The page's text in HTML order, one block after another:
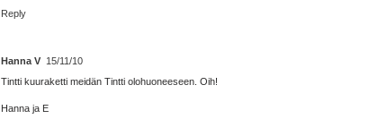
Reply
Hanna V 15/11/10
Tintti kuuraketti meidän Tintti olohuoneeseen. Oih!
Hanna ja E